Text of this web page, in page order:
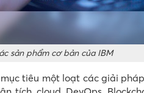
sản phẩm cơ bản của IBM
tiêu một loạt các giải